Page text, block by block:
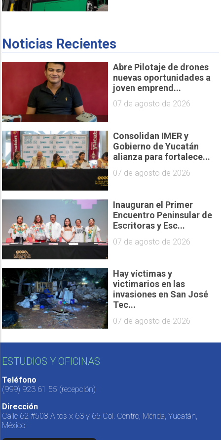
Noticias Recientes
Abre Pilotaje de drones
nuevas oportunidades a
joven emprend...
07 de agosto de 2026
Consolidan IMER y
Gobierno de Yucatán
alianza para fortalece...
07 de agosto de 2026
Inauguran el Primer
Encuentro Peninsular de
Escritoras y Esc...
07 de agosto de 2026
Hay víctimas y
victimarios en las
invasiones en San José
Tec...
07 de agosto de 2026
ESTUDIOS Y OFICINAS
Teléfono
(999) 923 61 55 (recepción)
Dirección
Calle 62 #508 Altos x 63 y 65 Col. Centro, Mérida, Yucatán,
México.